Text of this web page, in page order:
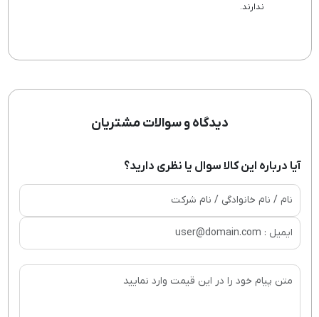
ندارند.
دیدگاه و سوالات مشتریان
آیا درباره این کالا سوال یا نظری دارید؟